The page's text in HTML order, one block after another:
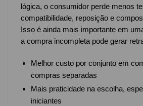
lógica, o consumidor perde menos
compatibilidade, reposição e
Isso é ainda mais importante em
a compra incompleta pode gerar
Melhor custo por conjunto em
compras separadas
Mais praticidade na escolha,
iniciantes